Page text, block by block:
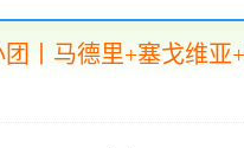
丨马德里+塞戈维